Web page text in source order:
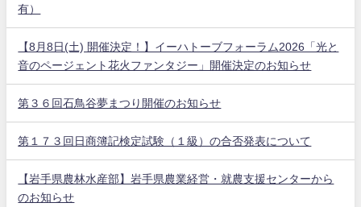
有）
【8月8日(土) 開催決定！】イーハトーブフォーラム2026「光と
音のページェント花火ファンタジー」開催決定のお知らせ
第３６回石鳥谷夢まつり開催のお知らせ
第１７３回日商簿記検定試験（１級）の合否発表について
【岩手県農林水産部】岩手県農業経営・就農支援センターから
のお知らせ